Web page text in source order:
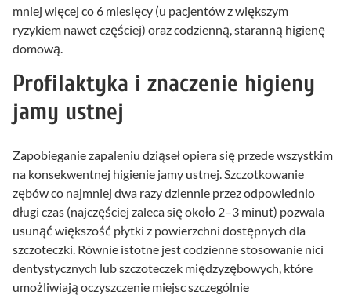
mniej więcej co 6 miesięcy (u pacjentów z większym
ryzykiem nawet częściej) oraz codzienną, staranną higienę
domową.
Profilaktyka i znaczenie higieny
jamy ustnej
Zapobieganie zapaleniu dziąseł opiera się przede wszystkim
na konsekwentnej higienie jamy ustnej. Szczotkowanie
zębów co najmniej dwa razy dziennie przez odpowiednio
długi czas (najczęściej zaleca się około 2–3 minut) pozwala
usunąć większość płytki z powierzchni dostępnych dla
szczoteczki. Równie istotne jest codzienne stosowanie nici
dentystycznych lub szczoteczek międzyzębowych, które
umożliwiają oczyszczenie miejsc szczególnie